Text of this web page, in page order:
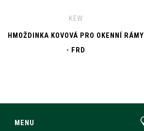
KEW
HMOŽDINKA KOVOVÁ PRO OKENNÍ RÁMY
- FRD
MENU